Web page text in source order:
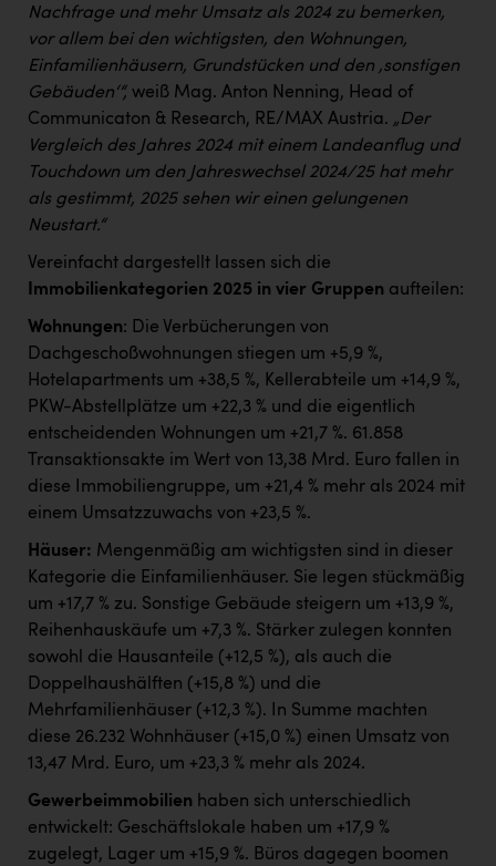
Nachfrage und mehr Umsatz als 2024 zu bemerken,
vor allem bei den wichtigsten, den Wohnungen,
Einfamilienhäusern, Grundstücken und den ‚sonstigen
Gebäuden‘“, weiß Mag. Anton Nenning, Head of
Communicaton & Research, RE/MAX Austria. „Der
Vergleich des Jahres 2024 mit einem Landeanflug und
Touchdown um den Jahreswechsel 2024/25 hat mehr
als gestimmt, 2025 sehen wir einen gelungenen
Neustart.“
Vereinfacht dargestellt lassen sich die
Immobilienkategorien 2025 in vier Gruppen aufteilen:
Wohnungen: Die Verbücherungen von
Dachgeschoßwohnungen stiegen um +5,9 %,
Hotelapartments um +38,5 %, Kellerabteile um +14,9 %,
PKW-Abstellplätze um +22,3 % und die eigentlich
entscheidenden Wohnungen um +21,7 %. 61.858
Transaktionsakte im Wert von 13,38 Mrd. Euro fallen in
diese Immobiliengruppe, um +21,4 % mehr als 2024 mit
einem Umsatzzuwachs von +23,5 %.
Häuser: Mengenmäßig am wichtigsten sind in dieser
Kategorie die Einfamilienhäuser. Sie legen stückmäßig
um +17,7 % zu. Sonstige Gebäude steigern um +13,9 %,
Reihenhauskäufe um +7,3 %. Stärker zulegen konnten
sowohl die Hausanteile (+12,5 %), als auch die
Doppelhaushälften (+15,8 %) und die
Mehrfamilienhäuser (+12,3 %). In Summe machten
diese 26.232 Wohnhäuser (+15,0 %) einen Umsatz von
13,47 Mrd. Euro, um +23,3 % mehr als 2024.
Gewerbeimmobilien haben sich unterschiedlich
entwickelt: Geschäftslokale haben um +17,9 %
zugelegt, Lager um +15,9 %. Büros dagegen boomen